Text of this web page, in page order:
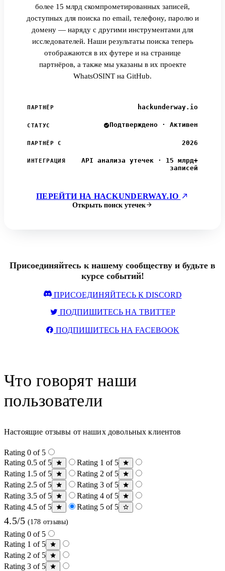
более 15 млрд скомпрометированных записей,
доступных для поиска по email, телефону, паролю и
домену — наряду с другими инструментами для
исследователей. Наши результаты поиска теперь
отображаются в их футере и на странице
партнёров, а также мы указаны в их проекте
WhatsOSINT на GitHub.
ПАРТНЁР hackunderway.io
СТАТУС Подтверждено · Активен
ПАРТНЁР С 2026
ИНТЕГРАЦИЯ
API анализа утечек · 15 млрд+
записей
ПЕРЕЙТИ НА HACKUNDERWAY.IO
Открыть поиск утечек
Присоединяйтесь к нашему сообществу и будьте в
курсе событий!
ПРИСОЕДИНЯЙТЕСЬ К DISCORD
ПОДПИШИТЕСЬ НА ТВИТТЕР
ПОДПИШИТЕСЬ НА FACEBOOK
Что говорят наши
пользователи
Настоящие отзывы от наших довольных клиентов
Rating 0 of 5
Rating 0.5 of 5
Rating 1 of 5
Rating 1.5 of 5
Rating 2 of 5
Rating 2.5 of 5
Rating 3 of 5
Rating 3.5 of 5
Rating 4 of 5
Rating 4.5 of 5
Rating 5 of 5
4.5/5 (178 отзывы)
Rating 0 of 5
Rating 1 of 5
Rating 2 of 5
Rating 3 of 5